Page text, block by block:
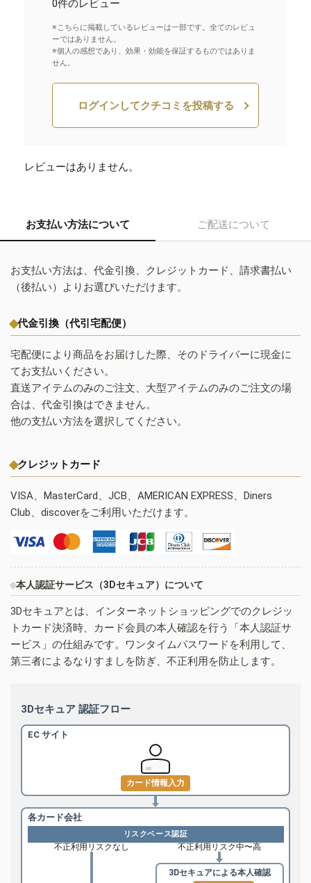
0件のレビュー
※こちらに掲載しているレビューは一部です。全てのレビュ
ーではありません。
※個人の感想であり、効果・効能を保証するものではありま
せん。
ログインしてクチコミを投稿する
レビューはありません。
お支払い方法について ご配送について
お支払い方法は、代金引換、クレジットカード、請求書払い
（後払い）よりお選びいただけます。
代金引換（代引宅配便）
宅配便により商品をお届けした際、そのドライバーに現金に
てお支払いください。
直送アイテムのみのご注文、大型アイテムのみのご注文の場
合は、代金引換はできません。
他の支払い方法を選択してください。
クレジットカード
VISA、MasterCard、JCB、AMERICAN EXPRESS、Diners
Club、discoverをご利用いただけます。
本人認証サービス（3Dセキュア）について
3Dセキュアとは、インターネットショッピングでのクレジッ
トカード決済時、カード会員の本人確認を行う「本人認証サ
ービス」の仕組みです。ワンタイムパスワードを利用して、
第三者によるなりすましを防ぎ、不正利用を防止します。
3Dセキュア 認証フロー
EC サイト
カード情報入力
各カード会社
リスクベース認証
不正利用リスクなし 不正利用リスク中〜高
3Dセキュアによる本人確認